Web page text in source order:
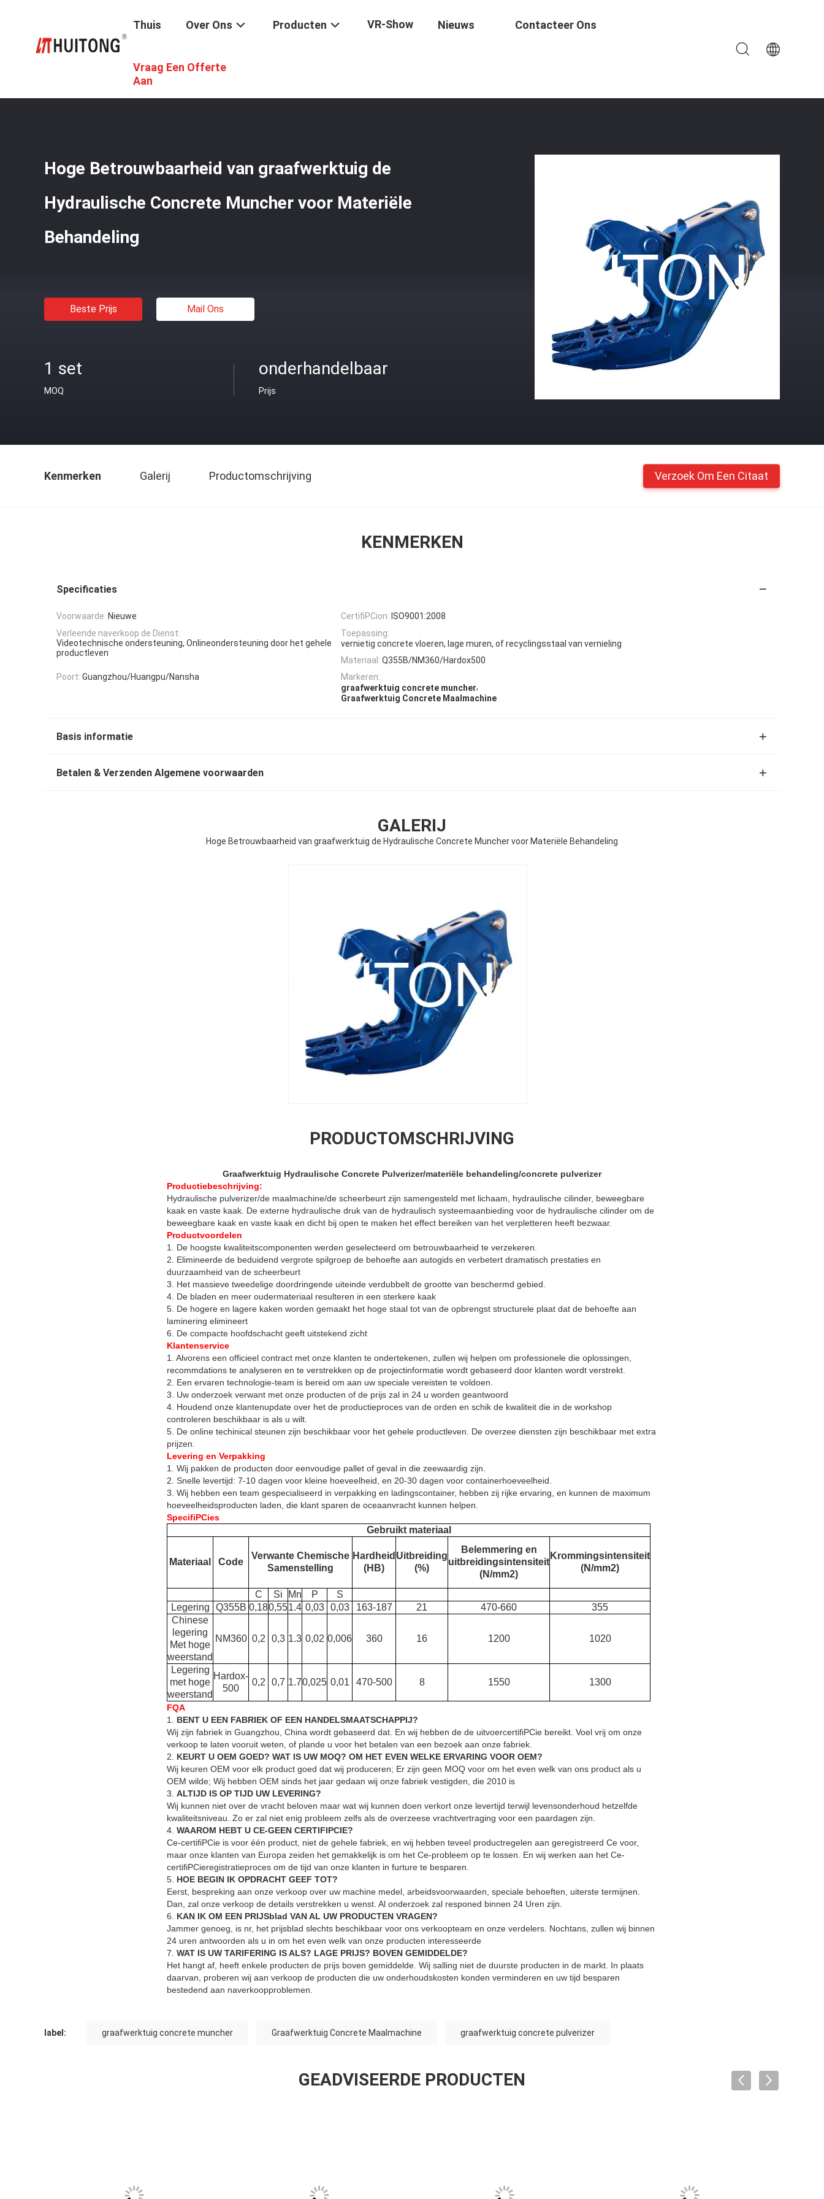
Thuis Over Ons Producten VR-Show Nieuws Contacteer Ons
Vraag Een Offerte
Aan
Hydraulische Concrete Pulverizer
Hoge Betrouwbaarheid van graafwerktuig de
Hydraulische Concrete Muncher voor Materiële
Behandeling
Beste Prijs Mail Ons
1 set
MOQ
onderhandelbaar
Prijs
Kenmerken Galerij Productomschrijving Verzoek Om Een Citaat
KENMERKEN
Specificaties
Voorwaarde: Nieuwe CertifiPCion: ISO9001:2008
Verleende naverkoop de Dienst:
Videotechnische ondersteuning, Onlineondersteuning door het gehele
productleven
Toepassing:
vernietig concrete vloeren, lage muren, of recyclingsstaal van vernieling
Materiaal: Q355B/NM360/Hardox500
Poort: Guangzhou/Huangpu/Nansha
Markeren:
graafwerktuig concrete muncher,
Graafwerktuig Concrete Maalmachine
Basis informatie
Betalen & Verzenden Algemene voorwaarden
GALERIJ
Hoge Betrouwbaarheid van graafwerktuig de Hydraulische Concrete Muncher voor Materiële Behandeling
PRODUCTOMSCHRIJVING
Graafwerktuig Hydraulische Concrete Pulverizer/materiële behandeling/concrete pulverizer
Productiebeschrijving:
Hydraulische pulverizer/de maalmachine/de scheerbeurt zijn samengesteld met lichaam, hydraulische cilinder, beweegbare
kaak en vaste kaak. De externe hydraulische druk van de hydraulisch systeemaanbieding voor de hydraulische cilinder om de
beweegbare kaak en vaste kaak en dicht bij open te maken het effect bereiken van het verpletteren heeft bezwaar.
Productvoordelen
1. De hoogste kwaliteitscomponenten werden geselecteerd om betrouwbaarheid te verzekeren.
2. Elimineerde de beduidend vergrote spilgroep de behoefte aan autogids en verbetert dramatisch prestaties en
duurzaamheid van de scheerbeurt
3. Het massieve tweedelige doordringende uiteinde verdubbelt de grootte van beschermd gebied.
4. De bladen en meer oudermateriaal resulteren in een sterkere kaak
5. De hogere en lagere kaken worden gemaakt het hoge staal tot van de opbrengst structurele plaat dat de behoefte aan
laminering elimineert
6. De compacte hoofdschacht geeft uitstekend zicht
Klantenservice
1. Alvorens een officieel contract met onze klanten te ondertekenen, zullen wij helpen om professionele die oplossingen,
recommdations te analyseren en te verstrekken op de projectinformatie wordt gebaseerd door klanten wordt verstrekt.
2. Een ervaren technologie-team is bereid om aan uw speciale vereisten te voldoen.
3. Uw onderzoek verwant met onze producten of de prijs zal in 24 u worden geantwoord
4. Houdend onze klantenupdate over het de productieproces van de orden en schik de kwaliteit die in de workshop
controleren beschikbaar is als u wilt.
5. De online techinical steunen zijn beschikbaar voor het gehele productleven. De overzee diensten zijn beschikbaar met extra
prijzen.
Levering en Verpakking
1. Wij pakken de producten door eenvoudige pallet of geval in die zeewaardig zijn.
2. Snelle levertijd: 7-10 dagen voor kleine hoeveelheid, en 20-30 dagen voor containerhoeveelheid.
3. Wij hebben een team gespecialiseerd in verpakking en ladingscontainer, hebben zij rijke ervaring, en kunnen de maximum
hoeveelheidsproducten laden, die klant sparen de oceaanvracht kunnen helpen.
SpecifiPCies
Gebruikt materiaal
Materiaal Code
Verwante Chemische
Samenstelling
Hardheid
(HB)
Uitbreiding
(%)
Belemmering en
uitbreidingsintensiteit
(N/mm2)
Krommingsintensiteit
(N/mm2)
C Si Mn P
S
Legering
Q355B 0,180,551.4 0,03 0,03 163-187 21 470-660
355
Chinese
legering
Met hoge
weerstand
NM360 0,2 0,3 1.3 0,02 0,006 360 16 1200 1020
Legering
met hoge
weerstand
Hardox-
500
0,2 0,7 1.70,025 0,01 470-500 8 1550 1300
FQA
1. BENT U EEN FABRIEK OF EEN HANDELSMAATSCHAPPIJ?
Wij zijn fabriek in Guangzhou, China wordt gebaseerd dat. En wij hebben de de uitvoercertifiPCie bereikt. Voel vrij om onze
verkoop te laten vooruit weten, of plande u voor het betalen van een bezoek aan onze fabriek.
2. KEURT U OEM GOED? WAT IS UW MOQ? OM HET EVEN WELKE ERVARING VOOR OEM?
Wij keuren OEM voor elk product goed dat wij produceren; Er zijn geen MOQ voor om het even welk van ons product als u
OEM wilde; Wij hebben OEM sinds het jaar gedaan wij onze fabriek vestigden, die 2010 is
3. ALTIJD IS OP TIJD UW LEVERING?
Wij kunnen niet over de vracht beloven maar wat wij kunnen doen verkort onze levertijd terwijl levensonderhoud hetzelfde
kwaliteitsniveau. Zo er zal niet enig probleem zelfs als de overzeese vrachtvertraging voor een paardagen zijn.
4. WAAROM HEBT U CE-GEEN CERTIFIPCIE?
Ce-certifiPCie is voor één product, niet de gehele fabriek, en wij hebben teveel productregelen aan geregistreerd Ce voor,
maar onze klanten van Europa zeiden het gemakkelijk is om het Ce-probleem op te lossen. En wij werken aan het Ce-
certifiPCieregistratieproces om de tijd van onze klanten in furture te besparen.
5. HOE BEGIN IK OPDRACHT GEEF TOT?
Eerst, bespreking aan onze verkoop over uw machine medel, arbeidsvoorwaarden, speciale behoeften, uiterste termijnen.
Dan, zal onze verkoop de details verstrekken u wenst. Al onderzoek zal responed binnen 24 Uren zijn.
6. KAN IK OM EEN PRIJSblad VAN AL UW PRODUCTEN VRAGEN?
Jammer genoeg, is nr, het prijsblad slechts beschikbaar voor ons verkoopteam en onze verdelers. Nochtans, zullen wij binnen
24 uren antwoorden als u in om het even welk van onze producten interesseerde
7. WAT IS UW TARIFERING IS ALS? LAGE PRIJS? BOVEN GEMIDDELDE?
Het hangt af, heeft enkele producten de prijs boven gemiddelde. Wij salling niet de duurste producten in de markt. In plaats
daarvan, proberen wij aan verkoop de producten die uw onderhoudskosten konden verminderen en uw tijd besparen
bestedend aan naverkoopproblemen.
label: graafwerktuig concrete muncher Graafwerktuig Concrete Maalmachine graafwerktuig concrete pulverizer
GEADVISEERDE PRODUCTEN